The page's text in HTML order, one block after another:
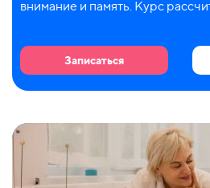
внимание и память. Курс
Записаться